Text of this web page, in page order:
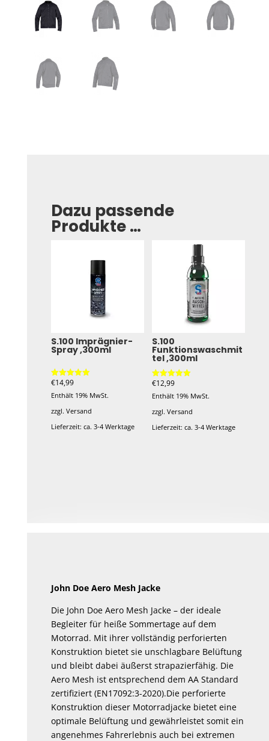
Dazu passende
Produkte …
S.100 Imprägnier-
Spray ,300ml
Bewertet mit
von 5
€14,99
Enthält 19% MwSt.
zzgl.Versand
Lieferzeit: ca. 3-4 Werktage
S.100
Funktionswaschmit
tel ,300ml
Bewertet mit
von 5
€12,99
Enthält 19% MwSt.
zzgl. Versand
Lieferzeit: ca. 3-4 Werktage
John Doe Aero Mesh Jacke
Die John Doe Aero Mesh Jacke – der ideale
Begleiter für heiße Sommertage auf dem
Motorrad. Mit ihrer vollständig perforierten
Konstruktion bietet sie unschlagbare Belüftung
und bleibt dabei äußerst strapazierfähig. Die
Aero Mesh ist entsprechend dem AA Standard
zertifiziert (EN17092:3-2020).Die perforierte
Konstruktion dieser Motorradjacke bietet eine
optimale Belüftung und gewährleistet somit ein
angenehmes Fahrerlebnis auch bei extremen